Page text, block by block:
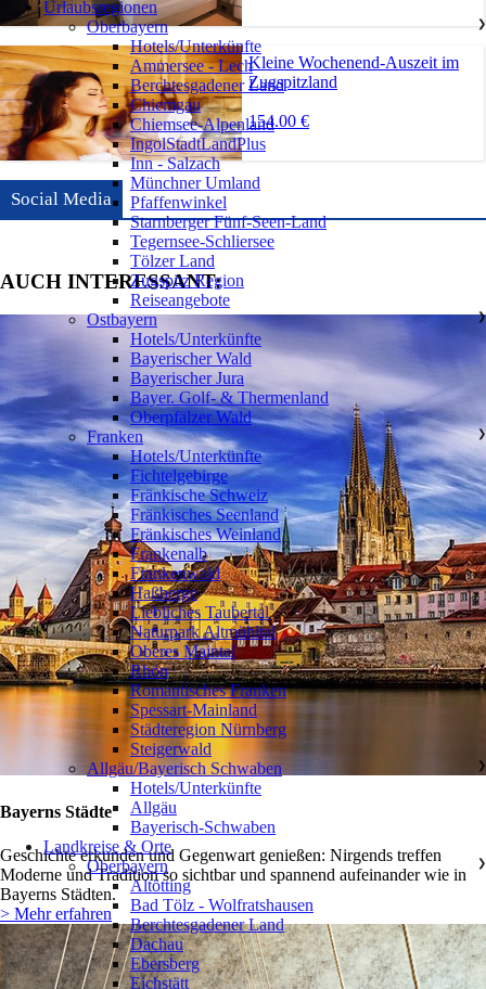
Kleine Wochenend-Auszeit im
Zugspitzland
154.00 €
Social Media
AUCH INTERESSANT:
Bayerns Städte
Geschichte erkunden und Gegenwart genießen: Nirgends treffen
Moderne und Tradition so sichtbar und spannend aufeinander wie in
Bayerns Städten.
> Mehr erfahren
Urlaubsregionen
Oberbayern
❯
Hotels/Unterkünfte
Ammersee - Lech
Berchtesgadener Land
Chiemgau
Chiemsee-Alpenland
IngolStadtLandPlus
Inn - Salzach
Münchner Umland
Pfaffenwinkel
Starnberger Fünf-Seen-Land
Tegernsee-Schliersee
Tölzer Land
Zugspitz Region
Reiseangebote
Ostbayern
❯
Hotels/Unterkünfte
Bayerischer Wald
Bayerischer Jura
Bayer. Golf- & Thermenland
Oberpfälzer Wald
Franken
❯
Hotels/Unterkünfte
Fichtelgebirge
Fränkische Schweiz
Fränkisches Seenland
Fränkisches Weinland
Frankenalb
Frankenwald
Haßberge
Liebliches Taubertal
Naturpark Altmühltal
Oberes Maintal
Rhön
Romantisches Franken
Spessart-Mainland
Städteregion Nürnberg
Steigerwald
Allgäu/Bayerisch Schwaben
❯
Hotels/Unterkünfte
Allgäu
Bayerisch-Schwaben
Landkreise & Orte
Oberbayern
❯
Altötting
Bad Tölz - Wolfratshausen
Berchtesgadener Land
Dachau
Ebersberg
Eichstätt